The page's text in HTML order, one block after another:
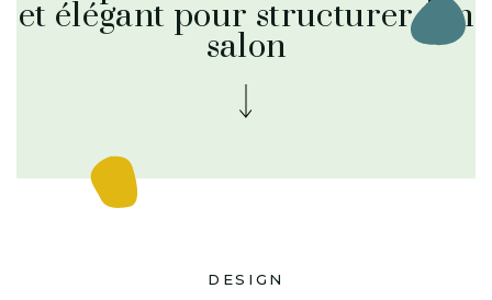
et élégant pour structurer son
salon
DESIGN